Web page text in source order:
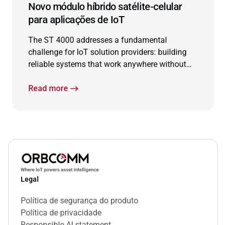
Novo módulo híbrido satélite-celular
para aplicações de IoT
The ST 4000 addresses a fundamental
challenge for IoT solution providers: building
reliable systems that work anywhere without
connectivity technologies.
Read more
Legal
Política de segurança do produto
Política de privacidade